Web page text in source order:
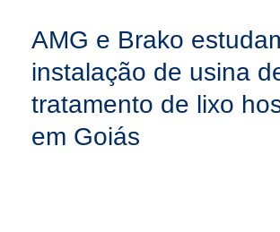
AMG e Brako
instalação de usina
tratamento de lixo
em Goiás